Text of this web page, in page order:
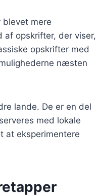
blevet mere
opskrifter, der viser,
opskrifter med
næsten
lande. De er en del
med lokale
at eksperimentere